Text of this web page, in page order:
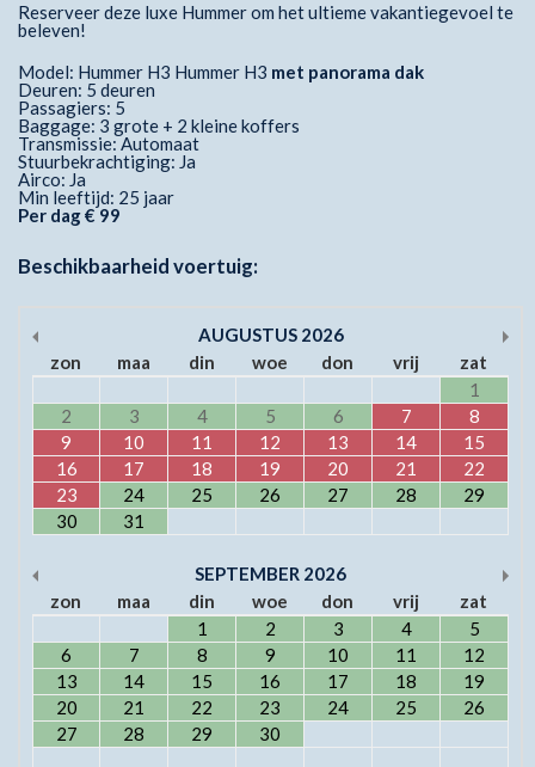
Reserveer deze luxe Hummer om het ultieme vakantiegevoel te
beleven!
Model: Hummer H3 Hummer H3 met panorama dak
Deuren: 5 deuren
Passagiers: 5
Baggage: 3 grote + 2 kleine koffers
Transmissie: Automaat
Stuurbekrachtiging: Ja
Airco: Ja
Min leeftijd: 25 jaar
Per dag € 99
Beschikbaarheid voertuig:
AUGUSTUS 2026
zon
maa din woe don vrij
zat
1
2
3 4 5 6 7
8
9
10 11 12 13 14
15
16
17 18 19 20 21
22
23
24 25 26 27 28
29
30
31
SEPTEMBER 2026
zon
maa din woe don vrij
zat
1
2 3 4
5
6
7 8 9 10 11
12
13
14 15 16 17 18
19
20
21 22 23 24 25
26
27
28 29 30